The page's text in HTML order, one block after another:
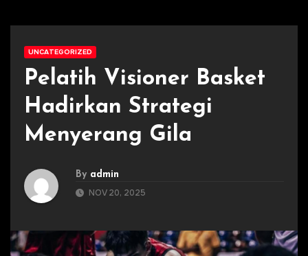
UNCATEGORIZED
Pelatih Visioner Basket
Hadirkan Strategi
Menyerang Gila
By admin
NOV 20, 2025